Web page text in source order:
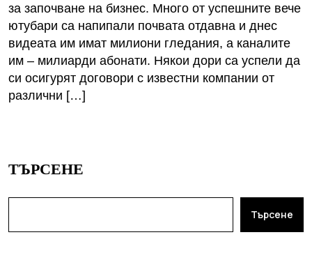
за започване на бизнес. Много от успешните вече
ютубари са напипали почвата отдавна и днес
видеата им имат милиони гледания, а каналите
им – милиарди абонати. Някои дори са успели да
си осигурят договори с известни компании от
различни […]
ТЪРСЕНЕ
Търсене